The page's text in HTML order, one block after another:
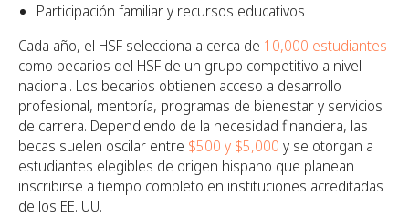
Participación familiar y recursos educativos
Cada año, el HSF selecciona a cerca de 10,000 estudiantes
como becarios del HSF de un grupo competitivo a nivel
nacional. Los becarios obtienen acceso a desarrollo
profesional, mentoría, programas de bienestar y servicios
de carrera. Dependiendo de la necesidad financiera, las
becas suelen oscilar entre $500 y $5,000 y se otorgan a
estudiantes elegibles de origen hispano que planean
inscribirse a tiempo completo en instituciones acreditadas
de los EE. UU.